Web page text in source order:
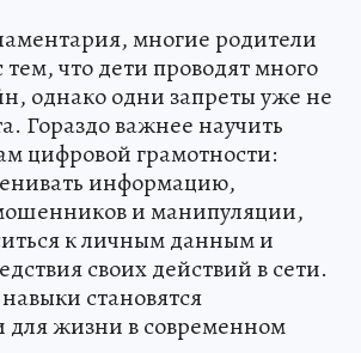
многие родители
тем, что дети проводят много
однако одни запреты уже не
Гораздо важнее научить
цифровой грамотности:
информацию,
и манипуляции,
к личным данным и
своих действий в сети.
становятся
жизни в современном